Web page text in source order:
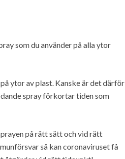
som du använder på alla ytor
ytor av plast. Kanske är det därför
spray förkortar tiden som
på rätt sätt och vid rätt
så kan coronaviruset få